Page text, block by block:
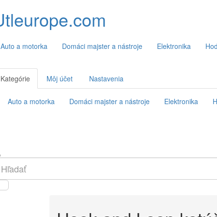
Auto a motorka Domáci majster a nástroje Elektronika
Kategórie Môj účet Nastavenia
Auto a motorka Domáci majster a nástroje Elektronika